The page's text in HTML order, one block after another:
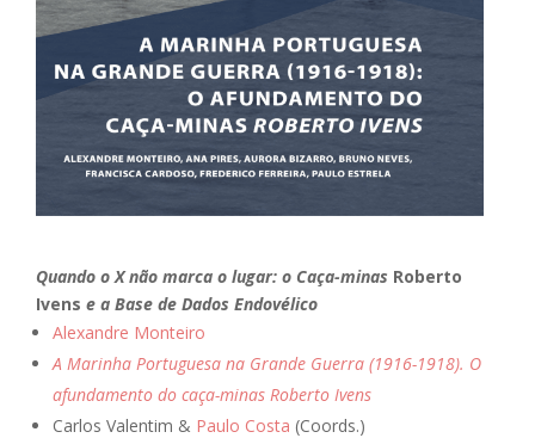
Quando o X não marca o lugar: o Caça-minas Roberto
Ivens e a Base de Dados Endovélico
Alexandre Monteiro
A Marinha Portuguesa na Grande Guerra (1916-1918). O
afundamento do caça-minas Roberto Ivens
Carlos Valentim & Paulo Costa (Coords.)